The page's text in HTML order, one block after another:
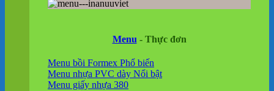
Menu - Thực đơn
Menu bồi Formex
Menu nhựa PVC dày
Menu giấy nhựa 380